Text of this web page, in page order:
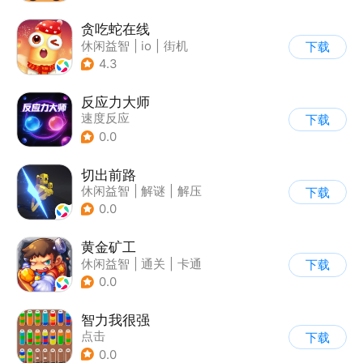
贪吃蛇在线
休闲益智 io
街机
| 贪吃蛇
4.3
下载
反应力大师
速度反应
0.0
下载
切出前路
休闲益智 解谜
解压
0.0
下载
黄金矿工
休闲益智 通关
卡通
0.0
下载
智力我很强
点击
0.0
下载